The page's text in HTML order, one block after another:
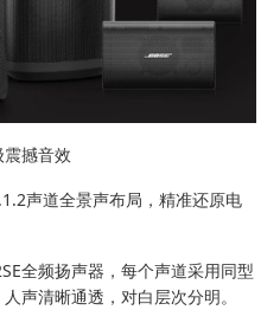
撼音效
声道全景声布局，精准还原电
全频扬声器，每个声道采用同型
声清晰通透，对白层次分明。